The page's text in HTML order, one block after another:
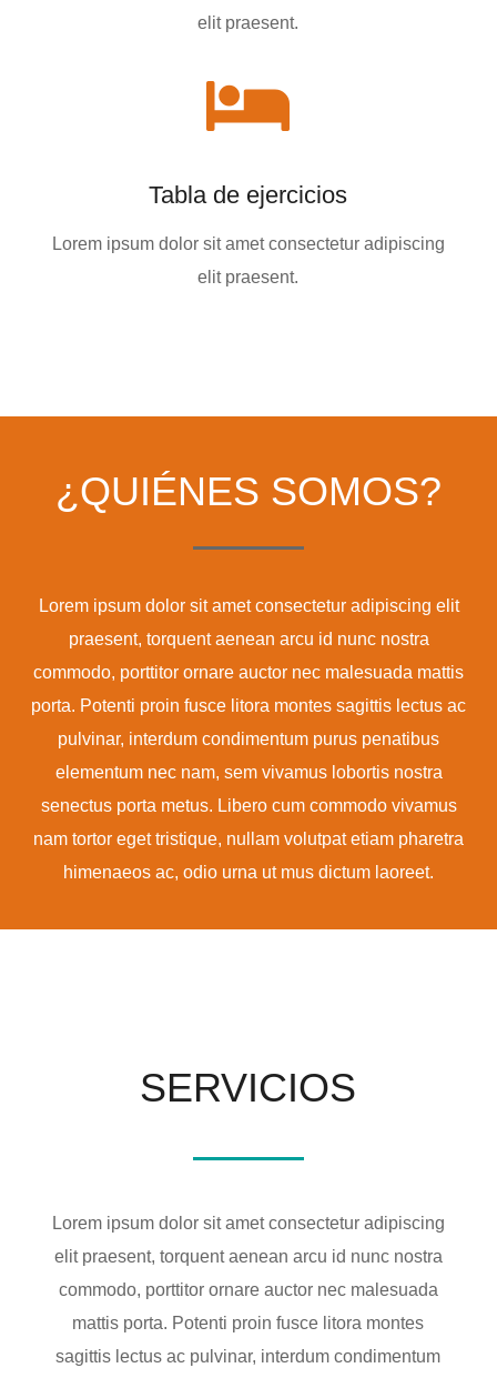
elit praesent.

Tabla de ejercicios
Lorem ipsum dolor sit amet consectetur adipiscing
elit praesent.
¿QUIÉNES SOMOS?
Lorem ipsum dolor sit amet consectetur adipiscing elit
praesent, torquent aenean arcu id nunc nostra
commodo, porttitor ornare auctor nec malesuada mattis
porta. Potenti proin fusce litora montes sagittis lectus ac
pulvinar, interdum condimentum purus penatibus
elementum nec nam, sem vivamus lobortis nostra
senectus porta metus. Libero cum commodo vivamus
nam tortor eget tristique, nullam volutpat etiam pharetra
himenaeos ac, odio urna ut mus dictum laoreet.
SERVICIOS
Lorem ipsum dolor sit amet consectetur adipiscing
elit praesent, torquent aenean arcu id nunc nostra
commodo, porttitor ornare auctor nec malesuada
mattis porta. Potenti proin fusce litora montes
sagittis lectus ac pulvinar, interdum condimentum